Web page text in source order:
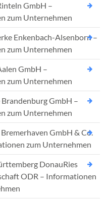
GmbH –
zum Unternehmen
Enkenbach-Alsenborn –
zum Unternehmen
GmbH –
zum Unternehmen
Brandenburg GmbH –
zum Unternehmen
GmbH & Co.
zum Unternehmen
DonauRies
ODR – Informationen